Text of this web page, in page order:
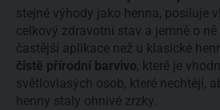
stejné výhody jako henna, posiluje
celkový zdravotní stav a jemně o ně
častější aplikace než u klasické
čistě přírodní barvivo, které je
světlovlasých osob, které nechtějí,
henny staly ohnivé zrzky.